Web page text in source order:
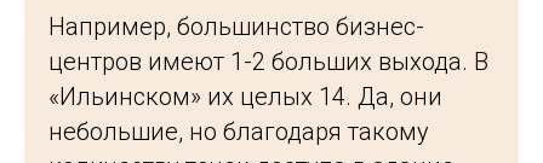
Например, большинство бизнес-
центров имеют 1-2 больших выхода. В
«Ильинском» их целых 14. Да, они
небольшие, но благодаря такому